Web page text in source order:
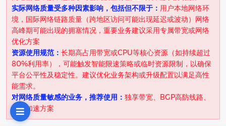
实际网络质量受多种因素影响，包括但不限于： 用户本地网络环
境，国际网络链路质量（跨地区访问可能出现延迟或波动）网络
高峰期可能出现的拥塞情况，重要业务建议采用专属带宽或网络
优化方案
资源使用规范： 长期高占用带宽或CPU等核心资源（如持续超过
80%利用率），可能触发智能限速策略或临时资源限制，以确保
平台公平性及稳定性。建议优化业务架构或升级配置以满足高性
能需求。
对网络质量敏感的业务，推荐使用： 独享带宽、BGP高防线路、
全球加速方案